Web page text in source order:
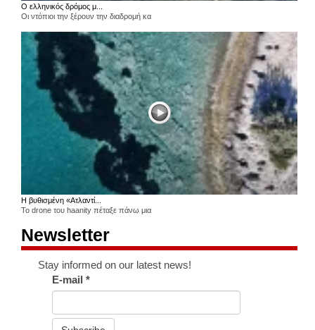
Ο ελληνικός δρόμος μ...
Οι ντόπιοι την ξέρουν την διαδρομή κα
Η βυθισμένη «Ατλαντί...
Το drone του haanity πέταξε πάνω μια
Newsletter
Stay informed on our latest news!
E-mail*